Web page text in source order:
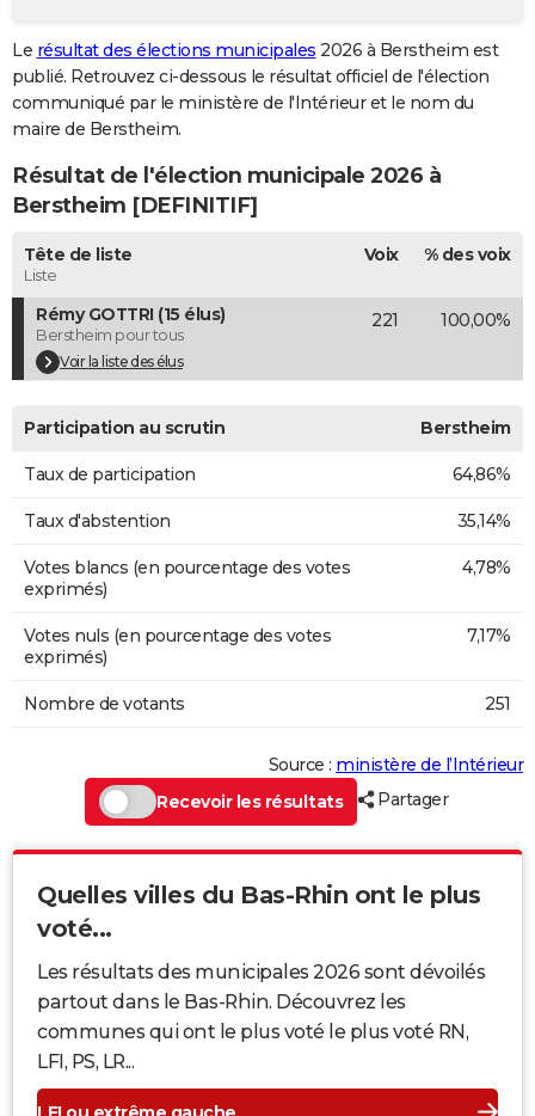
GUIDES D'ACHAT
BONS PLANS
CARTE DE VOEUX
Carte de Noël
Carte Bonne année
Carte Saint-Valentin
Carte Pâques
Carte d'anniversaire
Dictionnaire
Biographies
Citations
Expressions
Proverbes
PROGRAMME TV
COPAINS D'AVANT
S'inscrire
Se connecter
Lycées
Collèges
Primaires
Universités
Entreprises
Service militaire
Avis de recherche
AVIS DE DÉCÈS
FORUM
Le résultat des élections municipales 2026 à Berstheim est
publié. Retrouvez ci-dessous le résultat officiel de l'élection
communiqué par le ministère de l'Intérieur et le nom du
maire de Berstheim.
Résultat de l'élection municipale 2026 à
Berstheim [DEFINITIF]
Tête de liste
Liste
Voix % des voix
Rémy GOTTRI (15 élus)
Berstheim pour tous
Voir la liste des élus
221 100,00%
Participation au scrutin Berstheim
Taux de participation 64,86%
Taux d'abstention 35,14%
Votes blancs (en pourcentage des votes
exprimés)
4,78%
Votes nuls (en pourcentage des votes
exprimés)
7,17%
Nombre de votants 251
Source : ministère de l’Intérieur
Recevoir les résultats
Partager
Quelles villes du Bas-Rhin ont le plus
voté...
Les résultats des municipales 2026 sont dévoilés
partout dans le Bas-Rhin. Découvrez les
communes qui ont le plus voté le plus voté RN,
LFI, PS, LR...